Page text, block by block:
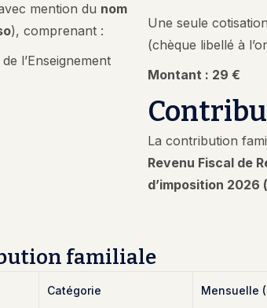
mention du nom
), comprenant :
l’Enseignement
Une seule
(chèque libellé à
Montant : 29 €
La contribution
Revenu Fiscal de
d’imposition 2026
familiale
Catégorie Mensuelle